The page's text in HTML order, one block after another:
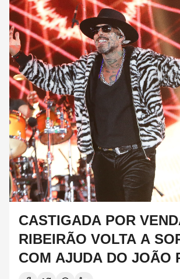
CASTIGADA POR
RIBEIRÃO VOLTA A
COM AJUDA DO JOÃO